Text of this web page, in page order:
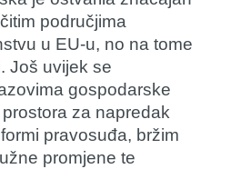
područjima
u EU-u, no na tome
Još uvijek se
gospodarske
za napredak
pravosuđa, bržim
promjene te